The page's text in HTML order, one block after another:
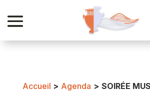
Accueil > Agenda > SOIRÉE